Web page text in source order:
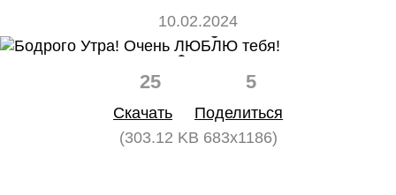
10.02.2024
25 5
Скачать
Поделиться
(303.12 KB 683x1186)